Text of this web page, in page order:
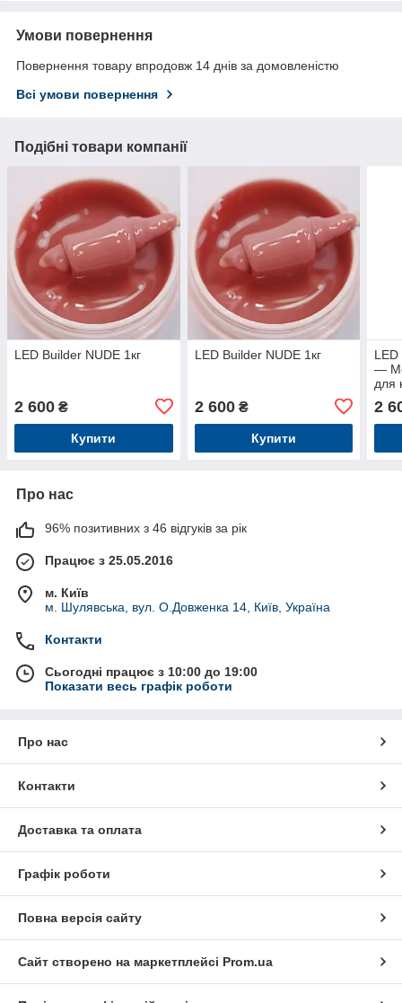
Умови повернення
Повернення товару впродовж 14 днів за домовленістю
Всі умови повернення
Подібні товари компанії
LED Builder NUDE 1кг
2 600 ₴
Купити
LED Builder NUDE 1кг
2 600₴
Купити
—
для
2
Про нас
96% позитивних з 46 відгуків за рік
Працює з 25.05.2016
м. Київ
м. Шулявська, вул. О.Довженка 14, Київ, Україна
Контакти
Сьогодні працює з 10:00 до 19:00
Показати весь графік роботи
Про нас
Контакти
Доставка та оплата
Графік роботи
Повна версія сайту
Сайт створено на маркетплейсі Prom.ua